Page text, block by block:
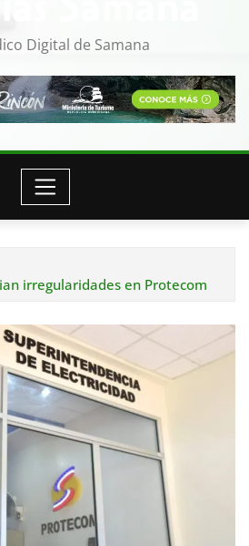
Digital de Samana
irregularidades en Protecom